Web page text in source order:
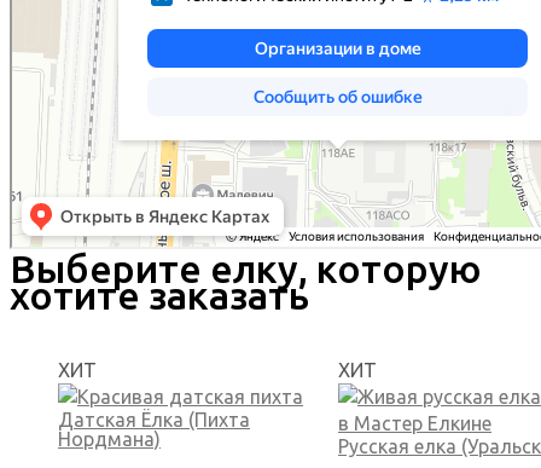
Выберите елку, которую
хотите заказать
ХИТ
Датская Ёлка (Пихта
Нордмана)
ХИТ
Русская елка